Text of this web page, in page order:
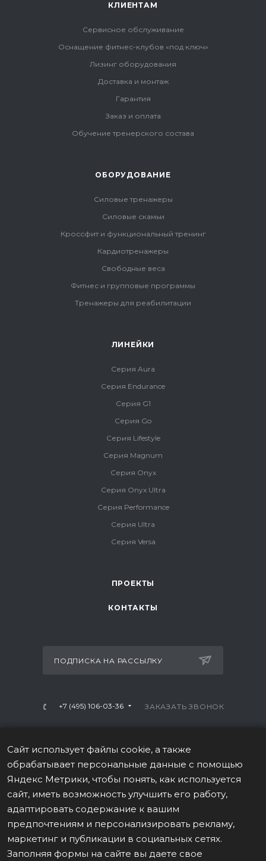
КЛИЕНТАМ
Сервисное обслуживание
Оснащение фитнес-клубов «под ключ»
Лизинг оборудования
Доставка и монтаж
Гарантия
Заказ и оплата
Обучение тренерского состава
ОБОРУДОВАНИЕ
Силовые тренажеры
Силовые скамьи
Кроссфит и функциональный тренинг
Кардиотренажеры
Свободные веса
Фитнес и групповые программы
Тренажеры для реабилитации
ЛИНЕЙКИ
Серия Aura
Серия Endurance
Серия G1
Серия Go
Серия Lifestyle
Серия Magnum
Серия Onyx
Серия Onyx Ultra
Серия Performance
Серия Ultra
Серия Versa
ПРОЕКТЫ
КОНТАКТЫ
ПОДПИСКА НА РАССЫЛКУ
+7 (495) 106-03-36 ЗАКАЗАТЬ ЗВОНОК
г. Москва, Варшавское ш., 28А, 1 этаж
ПОЛИТИКА В ОТНОШЕНИИ ОБРАБОТКИ ПЕРСОНАЛЬНЫХ
ДАННЫХ
Сайт использует файлы cookie, а также
обрабатывает персональные данные с помощью
Яндекс Метрики, чтобы понять, как используется
сайт, иметь возможность улучшить его работу,
адаптировать содержание к вашим
предпочтениям и персонализировать рекламу,
маркетинг и публикации в социальных сетях.
Заполняя формы на сайте вы даете свое